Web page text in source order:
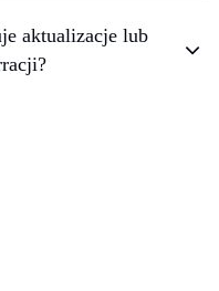
aktualizacje lub